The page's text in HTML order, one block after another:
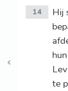
14
Hij
te